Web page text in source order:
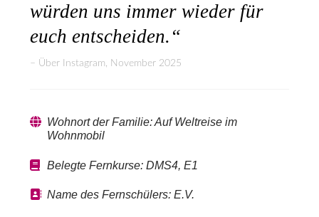
würden uns immer wieder für
euch entscheiden.“
Über Instagram, November 2025
Wohnort der Familie: Auf Weltreise im
Wohnmobil
Belegte Fernkurse: DMS4, E1
Name des Fernschülers: E.V.